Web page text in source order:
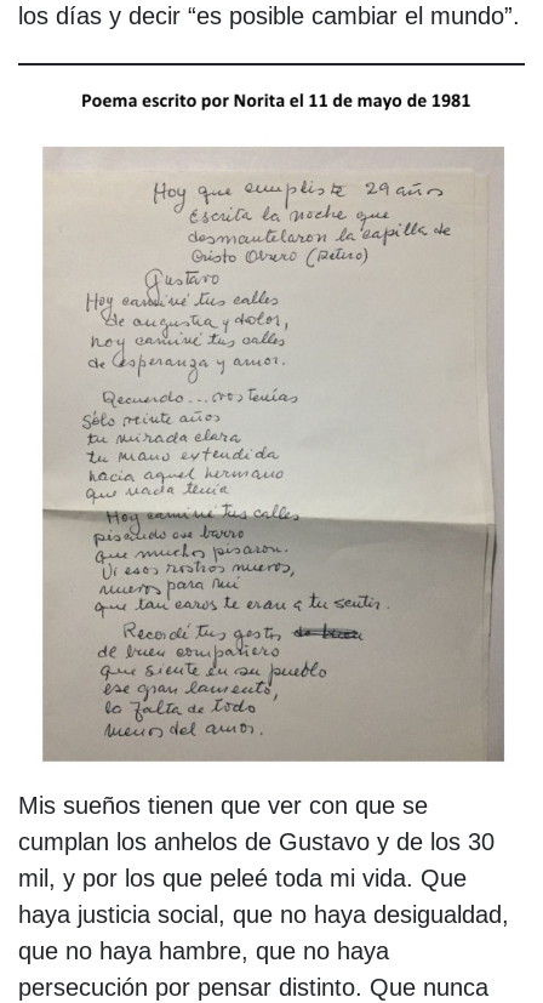
los días y decir “es posible cambiar el mundo”.
Mis sueños tienen que ver con que se
cumplan los anhelos de Gustavo y de los 30
mil, y por los que peleé toda mi vida. Que
haya justicia social, que no haya desigualdad,
que no haya hambre, que no haya
persecución por pensar distinto. Que nunca